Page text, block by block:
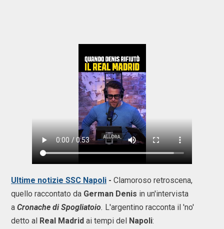
Ultime notizie SSC Napoli - Clamoroso retroscena,
quello raccontato da German Denis in un'intervista
a Cronache di Spogliatoio. L'argentino racconta il 'no'
detto al Real Madrid ai tempi del Napoli: